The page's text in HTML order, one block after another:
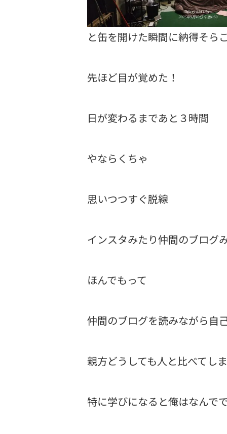
と缶を開けた瞬間に納得そら
先ほど目が覚めた！
日が変わるまであと３時間
やならくちゃ
思いつつすぐ脱線
インスタみたり仲間のブログ
ほんでもって
仲間のブログを読みながら自
親方どうしても人と比べてし
特に学びになると俺はなんで